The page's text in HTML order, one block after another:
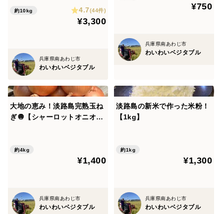
約10kg 4.7(44件)
¥3,300
兵庫県南あわじ市
わいわいベジタブル
¥750
兵庫県南あわじ市
わいわいベジタブル
大地の恵み！淡路島完熟玉ね
ぎ🧅【シャーロットオニオ
約4kg
¥1,400
兵庫県南あわじ市
わいわいベジタブル
淡路島の新米で作った米粉！
【1kg】
約1kg
¥1,300
兵庫県南あわじ市
わいわいベジタブル